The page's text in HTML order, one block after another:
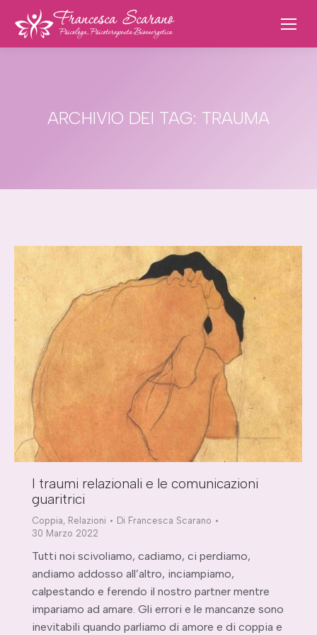
ARCHIVIO DEI TAG: TRAUMA
I traumi relazionali e le comunicazioni
guaritrici
Coppia, Relazioni Di Francesca Scarano
30 Marzo 2022
Tutti noi scivoliamo, cadiamo, ci perdiamo,
andiamo addosso all’altro, inciampiamo,
calpestando e ferendo il nostro partner mentre
impariamo ad amare. Gli errori e le mancanze sono
inevitabili quando parliamo di amore e di coppia e